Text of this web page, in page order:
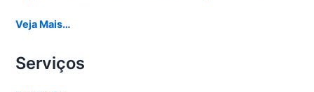
Veja Mais…
Serviços